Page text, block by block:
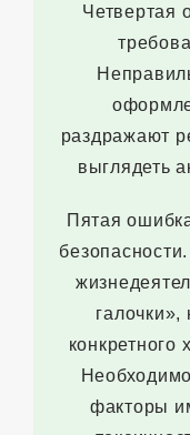
Четвертая
раздражают
выглядеть
Пятая
конкретного
факторы